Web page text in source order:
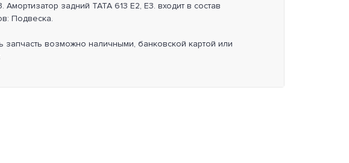
Амортизатор задний TATA 613 E2, E3. входит в состав
Подвеска.
запчасть возможно наличными, банковской картой или